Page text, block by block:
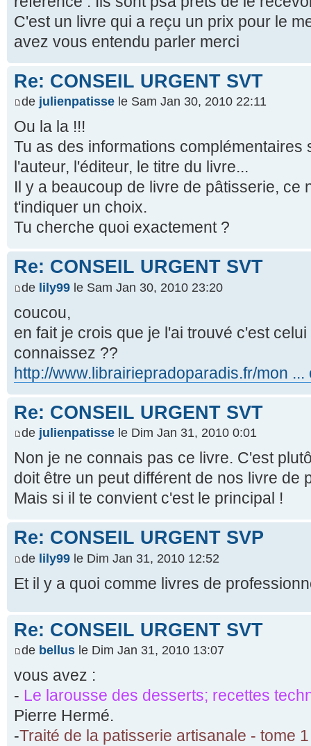
C'est un livre qui a reçu un prix pour le
avez vous entendu parler merci
Re: CONSEIL URGENT SVT
de julienpatisse le Sam Jan 30, 2010 22:11
Ou la la !!!
Tu as des informations complémentaires
l'auteur, l'éditeur, le titre du livre...
Il y a beaucoup de livre de pâtisserie, ce
t'indiquer un choix.
Tu cherche quoi exactement ?
Re: CONSEIL URGENT SVT
de lily99 le Sam Jan 30, 2010 23:20
coucou,
en fait je crois que je l'ai trouvé c'est
connaissez ??
http://www.librairiepradoparadis.fr/mon ...
Re: CONSEIL URGENT SVT
de julienpatisse le Dim Jan 31, 2010 0:01
Non je ne connais pas ce livre. C'est
doit être un peut différent de nos livre de
Mais si il te convient c'est le principal !
Re: CONSEIL URGENT SVP
de lily99 le Dim Jan 31, 2010 12:52
Et il y a quoi comme livres de
Re: CONSEIL URGENT SVT
de bellus le Dim Jan 31, 2010 13:07
vous avez :
- Le larousse des desserts; recettes
Pierre Hermé.
-Traité de la patisserie artisanale - tome